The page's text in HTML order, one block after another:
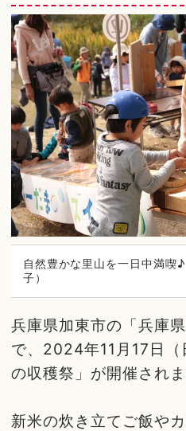
自然豊かな里山を一日中満喫
子）
兵庫県加東市の「兵庫
で、2024年11月17日（
の収穫祭」が開催されま
新米の炊き立てご飯や